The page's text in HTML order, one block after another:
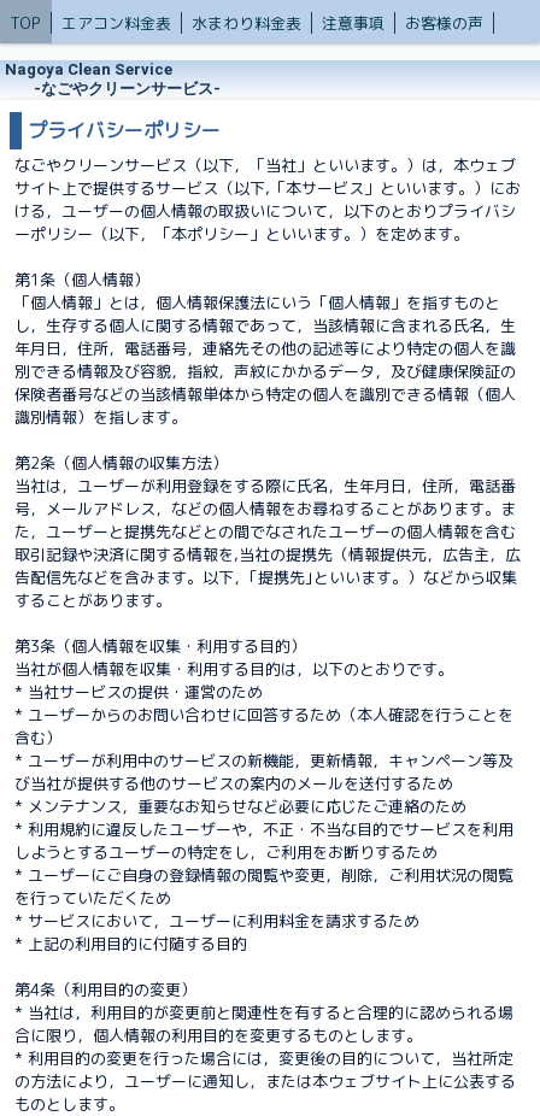
TOP エアコン料金表 水まわり料金表 注意事項 お客様の声
Nagoya Clean Service
‐なごやクリーンサービス‐
プライバシーポリシー
なごやクリーンサービス（以下，「当社」といいます。）は，本ウェブ
サイト上で提供するサービス（以下,「本サービス」といいます。）にお
ける，ユーザーの個人情報の取扱いについて，以下のとおりプライバシ
ーポリシー（以下，「本ポリシー」といいます。）を定めます。
第1条（個人情報）
「個人情報」とは，個人情報保護法にいう「個人情報」を指すものと
し，生存する個人に関する情報であって，当該情報に含まれる氏名，生
年月日，住所，電話番号，連絡先その他の記述等により特定の個人を識
別できる情報及び容貌，指紋，声紋にかかるデータ，及び健康保険証の
保険者番号などの当該情報単体から特定の個人を識別できる情報（個人
識別情報）を指します。
第2条（個人情報の収集方法）
当社は，ユーザーが利用登録をする際に氏名，生年月日，住所，電話番
号，メールアドレス，などの個人情報をお尋ねすることがあります。ま
た，ユーザーと提携先などとの間でなされたユーザーの個人情報を含む
取引記録や決済に関する情報を,当社の提携先（情報提供元，広告主，広
告配信先などを含みます。以下，｢提携先｣といいます。）などから収集
することがあります。
第3条（個人情報を収集・利用する目的）
当社が個人情報を収集・利用する目的は，以下のとおりです。
* 当社サービスの提供・運営のため
* ユーザーからのお問い合わせに回答するため（本人確認を行うことを
含む）
* ユーザーが利用中のサービスの新機能，更新情報，キャンペーン等及
び当社が提供する他のサービスの案内のメールを送付するため
* メンテナンス，重要なお知らせなど必要に応じたご連絡のため
* 利用規約に違反したユーザーや，不正・不当な目的でサービスを利用
しようとするユーザーの特定をし，ご利用をお断りするため
* ユーザーにご自身の登録情報の閲覧や変更，削除，ご利用状況の閲覧
を行っていただくため
* サービスにおいて，ユーザーに利用料金を請求するため
* 上記の利用目的に付随する目的
第4条（利用目的の変更）
* 当社は，利用目的が変更前と関連性を有すると合理的に認められる場
合に限り，個人情報の利用目的を変更するものとします。
* 利用目的の変更を行った場合には，変更後の目的について，当社所定
の方法により，ユーザーに通知し，または本ウェブサイト上に公表する
ものとします。